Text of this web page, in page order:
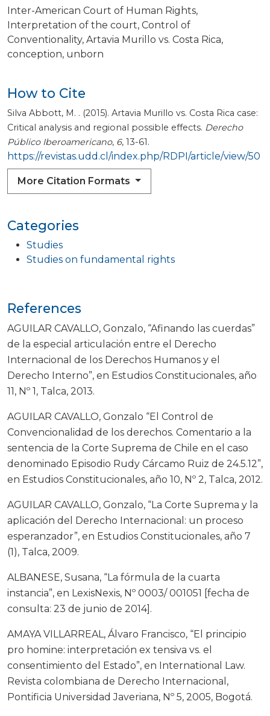
Inter-American Court of Human Rights
Interpretation of the court Control of
Conventionality Artavia Murillo vs. Costa Rica
conception unborn
Categories
Studies
Studies on fundamental rights
How to Cite
Silva Abbott, M. . (2015). Artavia Murillo vs. Costa Rica case:
Critical analysis and regional possible effects. Derecho
Público Iberoamericano, 6, 13-61.
https://revistas.udd.cl/index.php/RDPI/article/view/50
More Citation Formats
References
AGUILAR CAVALLO, Gonzalo, “Afinando las cuerdas”
de la especial articulación entre el Derecho
Internacional de los Derechos Humanos y el
Derecho Interno”, en Estudios Constitucionales, año
11, Nº 1, Talca, 2013.
AGUILAR CAVALLO, Gonzalo “El Control de
Convencionalidad de los derechos. Comentario a la
sentencia de la Corte Suprema de Chile en el caso
denominado Episodio Rudy Cárcamo Ruiz de 24.5.12”,
en Estudios Constitucionales, año 10, Nº 2, Talca, 2012.
AGUILAR CAVALLO, Gonzalo, “La Corte Suprema y la
aplicación del Derecho Internacional: un proceso
esperanzador”, en Estudios Constitucionales, año 7
(1), Talca, 2009.
ALBANESE, Susana, “La fórmula de la cuarta
instancia”, en LexisNexis, Nº 0003/ 001051 [fecha de
consulta: 23 de junio de 2014].
AMAYA VILLARREAL, Álvaro Francisco, “El principio
pro homine: interpretación ex tensiva vs. el
consentimiento del Estado”, en International Law.
Revista colombiana de Derecho Internacional,
Pontificia Universidad Javeriana, Nº 5, 2005, Bogotá.